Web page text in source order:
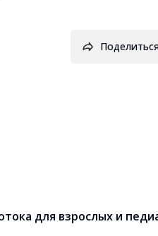
для взрослых и